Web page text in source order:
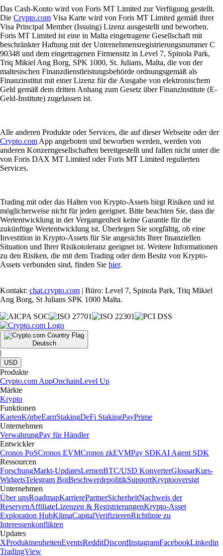
Das Cash-Konto wird von Foris MT Limited zur Verfügung gestellt.
Die Crypto.com Visa Karte wird von Foris MT Limited gemäß ihrer
Visa Principal Member (Issuing) Lizenz ausgestellt und beworben.
Foris MT Limited ist eine in Malta eingetragene Gesellschaft mit
beschränkter Haftung mit der Unternehmensregistrierungsnummer C
90348 und dem eingetragenen Firmensitz in Level 7, Spinola Park,
Triq Mikiel Ang Borg, SPK 1000, St. Julians, Malta, die von der
maltesischen Finanzdienstleistungsbehörde ordnungsgemäß als
Finanzinstitut mit einer Lizenz für die Ausgabe von elektronischem
Geld gemäß dem dritten Anhang zum Gesetz über Finanzinstitute (E-
Geld-Institute) zugelassen ist.
Alle anderen Produkte oder Services, die auf dieser Webseite oder der
Crypto.com App angeboten und beworben werden, werden von
anderen Konzerngesellschaften bereitgestellt und fallen nicht unter die
von Foris DAX MT Limited oder Foris MT Limited regulierten
Services.
Trading mit oder das Halten von Krypto-Assets birgt Risiken und ist
möglicherweise nicht für jeden geeignet. Bitte beachten Sie, dass die
Wertentwicklung in der Vergangenheit keine Garantie für die
zukünftige Wertentwicklung ist. Überlegen Sie sorgfältig, ob eine
Investition in Krypto-Assets für Sie angesichts Ihrer finanziellen
Situation und Ihrer Risikotoleranz geeignet ist. Weitere Informationen
zu den Risiken, die mit dem Trading oder dem Besitz von Krypto-
Assets verbunden sind, finden Sie hier.
Kontakt: chat.crypto.com | Büro: Level 7, Spinola Park, Triq Mikiel
Ang Borg, St Julians SPK 1000 Malta.
Deutsch
|
USD
Produkte
Crypto.com AppOnchainLevel Up
Märkte
Krypto
Funktionen
KartenKörbeEarnStakingDeFi StakingPayPrime
Unternehmen
VerwahrungPay für Händler
Entwickler
Cronos PoSCronos EVMCronos zkEVMPay SDKAI Agent SDK
Ressourcen
ForschungMarkt-UpdatesLernenBTC/USD KonverterGlossarKurs-
WidgetsTelegram BotBeschwerdepolitikSupportKryptooversigt
Unternehmen
Über unsRoadmapKarrierePartnerSicherheitNachweis der
ReservenAffiliateLizenzen & RegistrierungenKrypto-Asset
Exploration HubKlimaCapitalVerifizierenRichtlinie zu
Interessenkonflikten
Updates
XProduktneuheitenEventsRedditDiscordInstagramFacebookLinkedin
TradingView